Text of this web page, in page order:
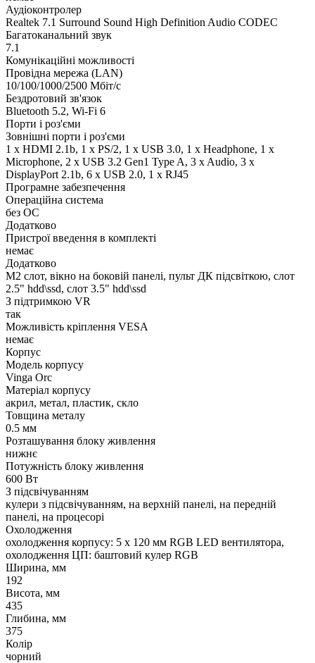
Аудіоконтролер
Realtek 7.1 Surround Sound High Definition Audio CODEC
Багатоканальний звук
7.1
Комунікаційні можливості
Провідна мережа (LAN)
10/100/1000/2500 Мбіт/с
Бездротовий зв'язок
Bluetooth 5.2, Wi-Fi 6
Порти і роз'єми
Зовнішні порти і роз'єми
1 x HDMI 2.1b, 1 x PS/2, 1 x USB 3.0, 1 x Нeadphone, 1 х
Microphone, 2 x USB 3.2 Gen1 Type A, 3 x Audio, 3 x
DisplayPort 2.1b, 6 x USB 2.0, 1 x RJ45
Програмне забезпечення
Операційна система
без ОС
Додатково
Пристрої введення в комплекті
немає
Додатково
M2 слот, вікно на боковій панелі, пульт ДК підсвіткою, слот
2.5" hdd\ssd, слот 3.5" hdd\ssd
З підтримкою VR
так
Можливість кріплення VESA
немає
Корпус
Модель корпусу
Vinga Orc
Матеріал корпусу
акрил, метал, пластик, скло
Товщина металу
0.5 мм
Розташування блоку живлення
нижнє
Потужність блоку живлення
600 Вт
З підсвічуванням
кулери з підсвічуванням, на верхній панелі, на передній
панелі, на процесорі
Охолодження
охолодження корпусу: 5 x 120 мм RGB LED вентилятора,
охолодження ЦП: баштовий кулер RGB
Ширина, мм
192
Висота, мм
435
Глибина, мм
375
Колір
чорний